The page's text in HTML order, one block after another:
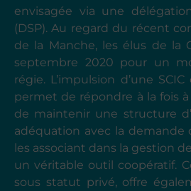
envisagée via une
(DSP). Au regard du récent
de la Manche, les élus de la
septembre 2020 pour un
régie. L’impulsion d’une
permet de répondre à la fois
de maintenir une structure
adéquation avec la
les associant dans la gestion
un véritable outil coopératif.
sous statut privé, offre